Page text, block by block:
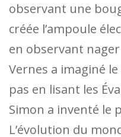
observant une
créée l’ampoule
en observant
Vernes a imaginé le
pas en lisant les
Simon a inventé le
L’évolution du